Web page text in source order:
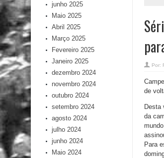
Por:
de
Desta
da
Para
junho 2025
Maio 2025
Abril 2025
Março 2025
Fevereiro 2025
Janeiro 2025
dezembro 2024
novembro 2024
outubro 2024
setembro 2024
agosto 2024
julho 2024
junho 2024
Maio 2024